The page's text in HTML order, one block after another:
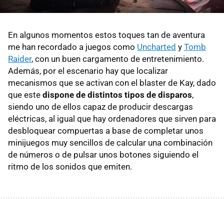
En algunos momentos estos toques tan de aventura
me han recordado a juegos como Uncharted y Tomb
Raider, con un buen cargamento de entretenimiento.
Además, por el escenario hay que localizar
mecanismos que se activan con el blaster de Kay, dado
que este dispone de distintos tipos de disparos,
siendo uno de ellos capaz de producir descargas
eléctricas, al igual que hay ordenadores que sirven para
desbloquear compuertas a base de completar unos
minijuegos muy sencillos de calcular una combinación
de números o de pulsar unos botones siguiendo el
ritmo de los sonidos que emiten.